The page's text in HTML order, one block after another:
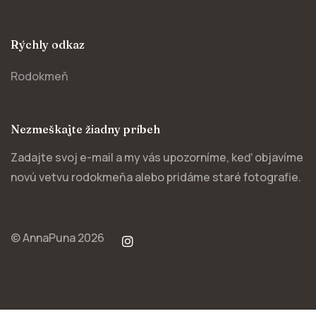
Rýchly odkaz
Rodokmeň
Nezmeškajte žiadny príbeh
Zadajte svoj e-mail a my vás upozorníme, keď objavíme
novú vetvu rodokmeňa alebo pridáme staré fotografie.
© AnnaPuna 2026